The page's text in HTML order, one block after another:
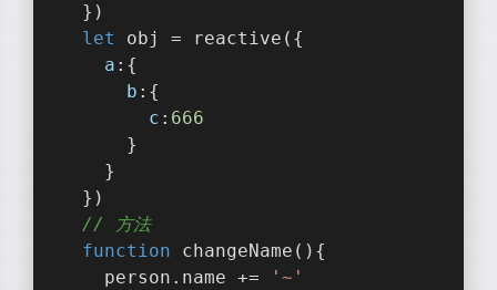
  })
let
obj = reactive({
a :{
b :{
c : 666
      }
    }
  })
// 方法
function
changeName ( ) {
    person.name +=
'~'